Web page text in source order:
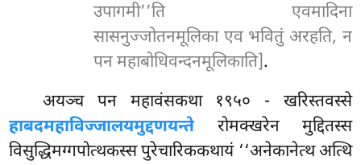
उपागमी’’ति एवमादिना
सासनुज्जोतनमूलिका एव भवितुं अरहति, न
पन महाबोधिवन्दनमूलिकाति] .
अयञ्च पन महावंसकथा १९५० - खरिस्तवस्से
हाबदमहाविज्जालयमुद्दणयन्तेरोमक्खरेन मुद्दितस्स
विसुद्धिमग्गपोत्थकस्स पुरेचारिककथायं ‘‘अनेकानेत्थ अत्थि